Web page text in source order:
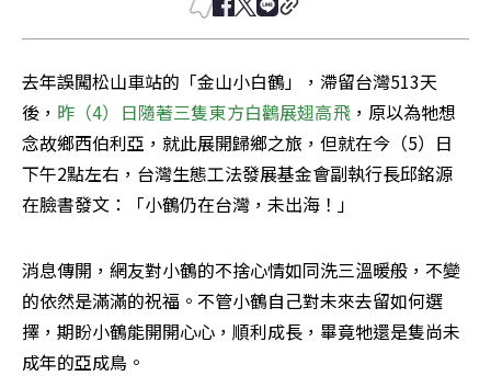
去年誤闖松山車站的「金山小白鶴」，滯留台灣513天
後， 昨（4）日隨著三隻東方白鸛展翅高飛，原以為牠想
念故鄉西伯利亞，就此展開歸鄉之旅，但就在今（5）日
下午2點左右，台灣生態工法發展基金會副執行長邱銘源
在臉書發文：「小鶴仍在台灣，未出海！」
消息傳開，網友對小鶴的不捨心情如同洗三溫暖般，不變
的依然是滿滿的祝福。不管小鶴自己對未來去留如何選
擇，期盼小鶴能開開心心，順利成長，畢竟牠還是隻尚未
成年的亞成鳥。